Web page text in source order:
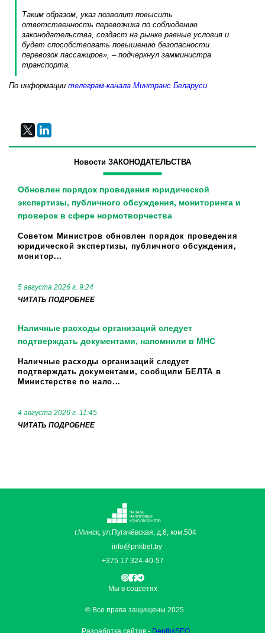
Таким образом, указ позволит повысить
ответственность перевозчика по соблюдению
законодательства, создаст на рынке равные условия и
будет способствовать повышению безопасности
перевозок пассажиров», – подчеркнул замминистра
транспорта.
По информации телеграм-канала Минтранс Беларуси
Новости ЗАКОНОДАТЕЛЬСТВА
Обновлен порядок проведения юридической
экспертизы, публичного обсуждения, мониторинга и
проверок в сфере нормотворчества
Советом Министров обновлен порядок проведения
юридической экспертизы, публичного обсуждения,
монитор...
5 августа 2026 г. 9:24
ЧИТАТЬ ПОДРОБНЕЕ
Наличные расходы организаций следует
подтверждать документами, напомнили в МНС
Наличные расходы организаций следует
подтверждать документами, сообщили БЕЛТА в
Министерстве по нало...
4 августа 2026 г. 11:45
ЧИТАТЬ ПОДРОБНЕЕ
г.Минск, ул.Пугачёвская, д.6, ком.504
info@pnkbel.by
+375 17 324-40-57
Мы в соцсетях
© Все права защищены 2025.